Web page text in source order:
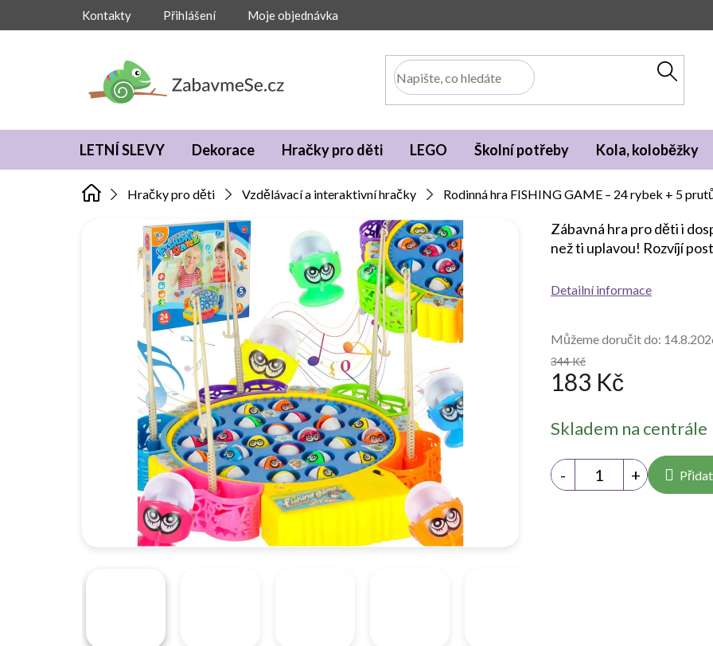
Kontakty Přihlášení Moje objednávka
LETNÍ SLEVY Dekorace Hračky pro děti LEGO Školní potřeby Kola, koloběžky
Hračky pro děti Vzdělávací a interaktivní hračky Rodinná hra FISHING GAME – 24 rybek + 5
344 Kč
183 Kč
cena:
Skladem na centrále
Můžeme doručit do:
Zábavná hra pro děti i
než ti uplavou! Rozvíjí
Detailní informace